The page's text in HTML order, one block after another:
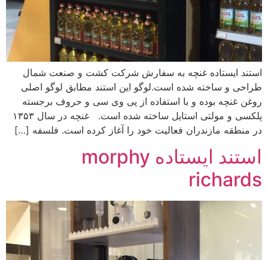
استند ایستاده غنچه به سفارش شرکت کشت و صنعت شمال
طراحی و ساخته شده است.لوگو این استند مطابق لوگو اصلی
روغن غنچه بوده و با استفاده از پی وی سی و حروف برجسته
پلکسی و مولتی استایل ساخته شده است. غنچه در سال ۱۳۵۳
در منطقه مازندران فعالیت خود را آغاز کرده است. فلسفه […]
استند ایستاده morphy
richards